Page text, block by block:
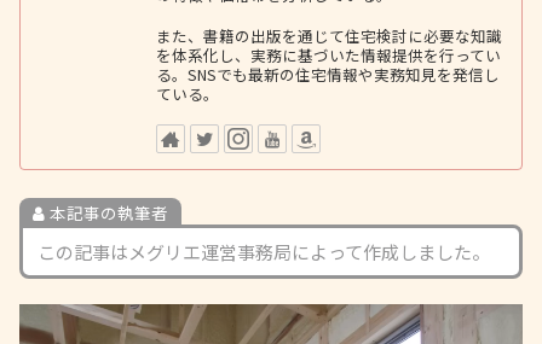
また、書籍の出版を通じて住宅検討に必要な知識
を体系化し、実務に基づいた情報提供を行ってい
る。SNSでも最新の住宅情報や実務知見を発信し
ている。
本記事の執筆者
この記事はメグリエ運営事務局によって作成しました。